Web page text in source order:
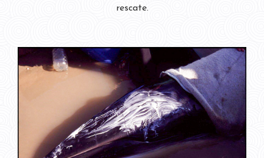
rescate.